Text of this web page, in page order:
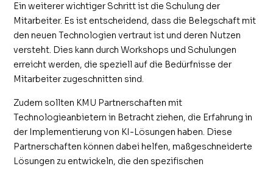
Ein weiterer wichtiger Schritt ist die Schulung der
Mitarbeiter. Es ist entscheidend, dass die Belegschaft mit
den neuen Technologien vertraut ist und deren Nutzen
versteht. Dies kann durch Workshops und Schulungen
erreicht werden, die speziell auf die Bedürfnisse der
Mitarbeiter zugeschnitten sind.
Zudem sollten KMU Partnerschaften mit
Technologieanbietern in Betracht ziehen, die Erfahrung in
der Implementierung von KI-Lösungen haben. Diese
Partnerschaften können dabei helfen, maßgeschneiderte
Lösungen zu entwickeln, die den spezifischen